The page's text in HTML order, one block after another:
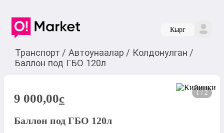
Кырг
Транспорт / Автоунаалар / Колдонулган /
Баллон под ГБО 120л
1 / 2
9 000,00c
Баллон под ГБО 120л